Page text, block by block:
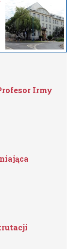
Irmy